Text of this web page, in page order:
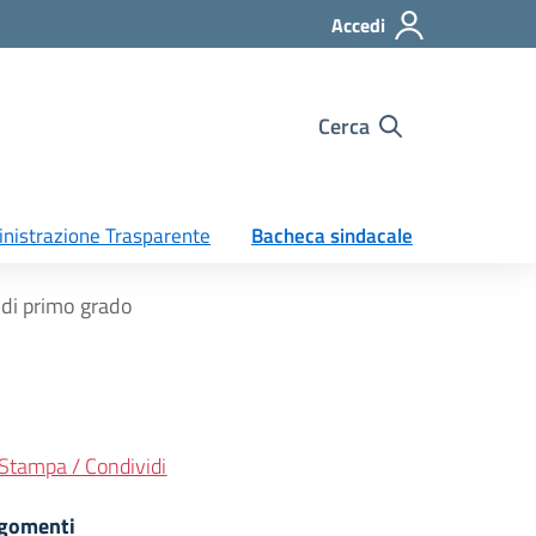
Accedi
Cerca
Trasparente Bacheca sindacale
primo grado
Stampa / Condividi